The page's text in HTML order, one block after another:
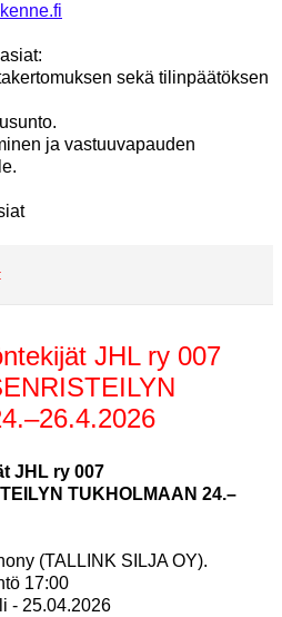
sekä tilinpäätöksen
ja vastuuvapauden
JHL ry 007
JHL ry 007
TUKHOLMAAN 24.–
(TALLINK SILJA OY).
17:00
- 25.04.2026